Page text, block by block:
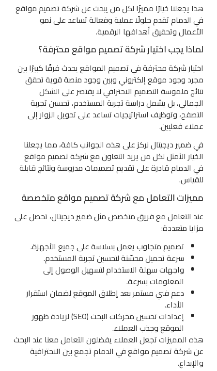
هذا يجعلنا خيارًا مميزًا لكل من يبحث عن شركة تصميم مواقع
في الدمام تقدم حلولًا عملية وفعالة تساعد على نمو
الأعمال وتحقيق أهدافها الرقمية.
لماذا يجب اختيار شركة تصميم مواقع محترفة؟
اختيار شركة محترفة في تصميم المواقع يحدث فرقًا كبيرًا بين
مجرد وجود موقع إلكتروني وبين وجود منصة قوية تحقق
نتائج ملموسة التصميم الاحترافي لا يقتصر على الشكل
الجمالي، بل يشمل دراسة تجربة المستخدم، تحسين تجربة
التصفح، وتوظيف استراتيجيات تساعد على تحويل الزوار إلى
عملاء فعليين.
في ضمير ديجيتال نركز على هذه الجوانب كافة، مما يجعلنا
الخيار الأمثل لكل من يريد التعاون مع شركة تصميم مواقع
في الدمام قادرة على تقديم تصميمات مدروسة ونتائج قابلة
للقياس.
مميزات التعامل مع شركة تصميم مواقع متخصصة
عند التعامل مع فريق متخصص مثل ضمير ديجيتال، تحصل على
مزايا متعددة:
تصميم متجاوب يعمل بسلاسة على جميع الأجهزة.
سرعة تحميل محسّنة لتحسين تجربة المستخدم.
واجهات سهلة الاستخدام لتسهيل الوصول إلى
المعلومات بسرعة.
دعم فني مستمر بعد إطلاق الموقع لضمان استقرار
الأداء.
إعدادات تحسين محركات البحث (SEO) لزيادة ظهور
الموقع وجذب العملاء.
هذه المميزات تجعل العملاء يفضلون التعامل معنا عند البحث
عن شركة تصميم مواقع في الدمام تجمع بين الاحترافية
والإبداع.